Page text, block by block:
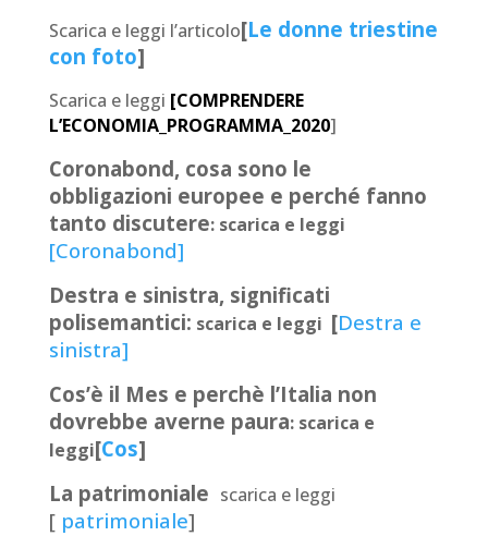
Scarica e leggi l’articolo[Le donne triestine
con foto]
Scarica e leggi [COMPRENDERE
L’ECONOMIA_PROGRAMMA_2020]
Coronabond, cosa sono le
obbligazioni europee e perché fanno
tanto discutere: scarica e leggi
[Coronabond]
Destra e sinistra, significati
polisemantici: scarica e leggi [Destra e
sinistra]
Cos’è il Mes e perchè l’Italia non
dovrebbe averne paura: scarica e
leggi[Cos]
La patrimoniale scarica e leggi
[ patrimoniale]